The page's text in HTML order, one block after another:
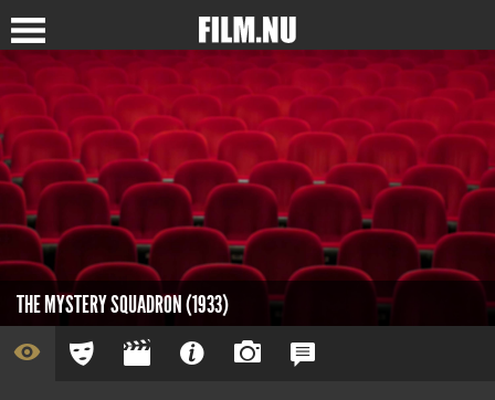
THE MYSTERY SQUADRON (1933)